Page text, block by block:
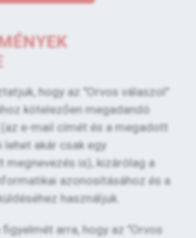
hogy az "Orvos válaszol"
kötelezően megadandó
e-mail címét és a megadott
lehet akár csak egy
megnevezés is), kizárólag a
azonosításához és a
használjuk.
figyelmét arra, hogy az "Orvos